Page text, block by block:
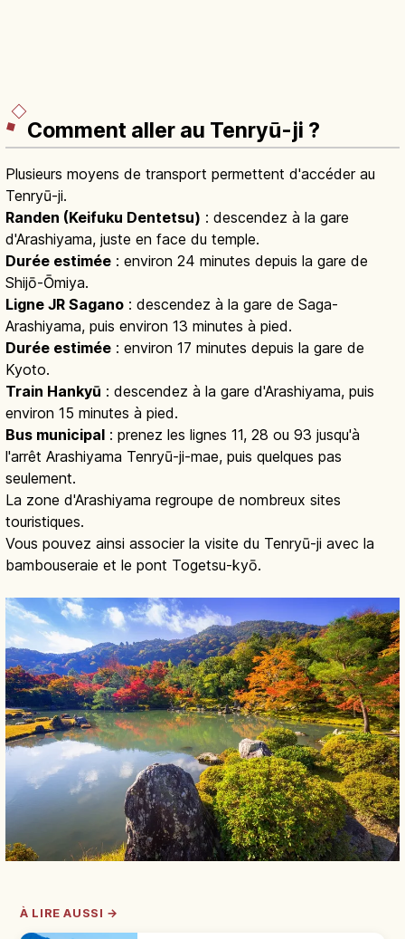
Comment aller au Tenryū-ji ?
Plusieurs moyens de transport permettent d'accéder au
Tenryū-ji.
Randen (Keifuku Dentetsu) : descendez à la gare
d'Arashiyama, juste en face du temple.
Durée estimée : environ 24 minutes depuis la gare de
Shijō-Ōmiya.
Ligne JR Sagano : descendez à la gare de Saga-
Arashiyama, puis environ 13 minutes à pied.
Durée estimée : environ 17 minutes depuis la gare de
Kyoto.
Train Hankyū : descendez à la gare d'Arashiyama, puis
environ 15 minutes à pied.
Bus municipal : prenez les lignes 11, 28 ou 93 jusqu'à
l'arrêt Arashiyama Tenryū-ji-mae, puis quelques pas
seulement.
La zone d'Arashiyama regroupe de nombreux sites
touristiques.
Vous pouvez ainsi associer la visite du Tenryū-ji avec la
bambouseraie et le pont Togetsu-kyō.
À LIRE AUSSI →